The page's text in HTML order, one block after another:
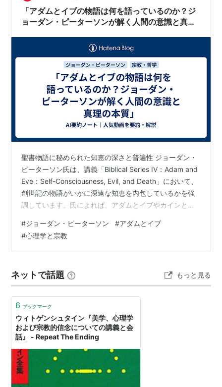
「アダムとイブの物語は何を語っているのか？ジ
ョーダン・ピーターソンが解く人間の意識と真理
聖書物語に秘められた知恵の深さと普遍性 ジョーダン・
ピーターソン氏は、講義「Biblical Series IV：Adam and
Eve：Self-Consciousness, Evil, and Death」において、
創世記の物語がいかに深遠な知恵を内包しているかを強
調しています。氏によれば、アダムとイブやカインとア
わらず、膨大な情報量と洞察を含んでおり、読み返すた
びに新たな層が見えてくると語っています。 ピーターソ
ン氏は、これらの物語を単なる宗教的寓話ではなく「人
晶」と位置づけています。神…
#ジョーダン・ピーターソン #アダムとイブ
#心理学と宗教
ネットで話題 もっと見る
6 ブックマーク
ウィトゲンシュタイン『美学、心理学
および宗教的信念についての講義と会
話』 - Repeat The Ending